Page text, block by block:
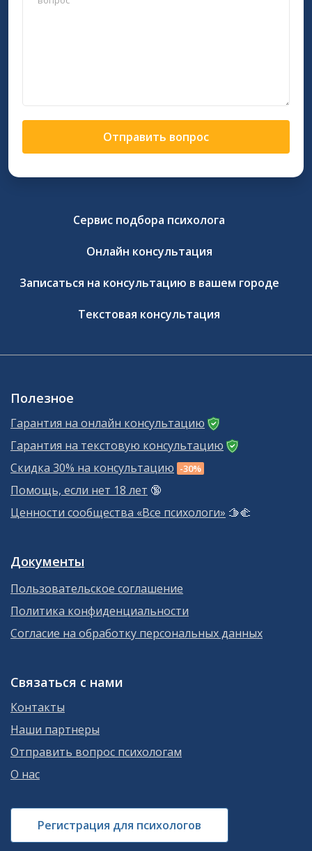
Отправить вопрос
Сервис подбора психолога
Онлайн консультация
Записаться на консультацию в вашем городе
Текстовая консультация
Полезное
Гарантия на онлайн консультацию
Гарантия на текстовую консультацию
Скидка 30% на консультацию -30%
Помощь, если нет 18 лет 🔞
Ценности сообщества «Все психологи» 🫱‍🫲
Документы
Пользовательское соглашение
Политика конфиденциальности
Согласие на обработку персональных данных
Связаться с нами
Контакты
Наши партнеры
Отправить вопрос психологам
О нас
Регистрация для психологов